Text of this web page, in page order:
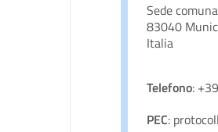
Sede
83040
Italia
Telefono:
PEC: